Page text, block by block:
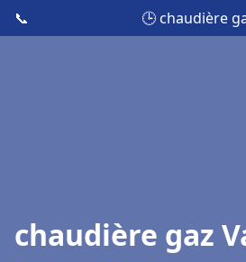
📞 🕒 chaudière
chaudière gaz